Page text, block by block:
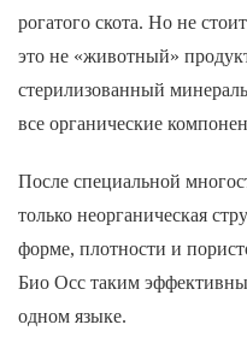
рогатого скота. Но не
это не «животный»
стерилизованный
все органические
После специальной
только неорганическая
форме, плотности и
Био Осс таким
одном языке.